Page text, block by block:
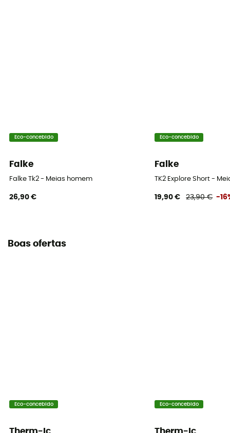
Eco-concebido
Falke
Falke Tk2 - Meias homem
26,90 €
Eco-concebido
Falke
TK2 Explore Short -
19,90 € 23,90 € -
Boas ofertas
Eco-concebido
Therm-Ic
Eco-concebido
Therm-Ic